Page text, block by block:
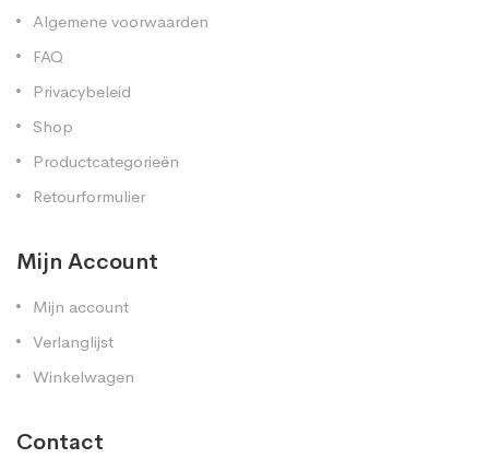
Algemene voorwaarden
FAQ
Privacybeleid
Shop
Productcategorieën
Retourformulier
Mijn Account
Mijn account
Verlanglijst
Winkelwagen
Contact